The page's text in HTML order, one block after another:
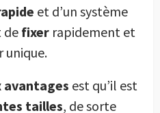
et d’un système
de fixer rapidement et
unique.
avantages est qu’il est
tailles, de sorte